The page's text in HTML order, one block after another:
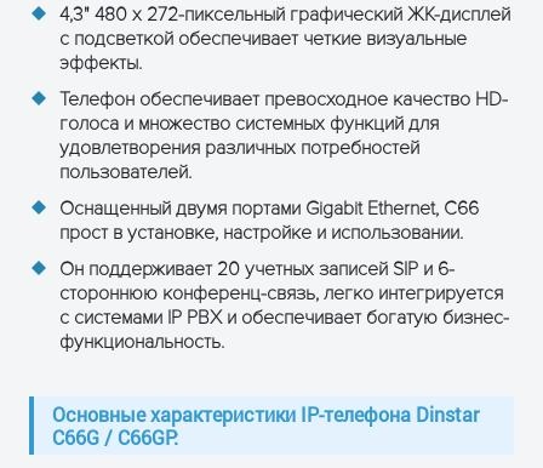
4,3" 480 x 272-пиксельный графический ЖК-дисплей
с подсветкой обеспечивает четкие визуальные
эффекты.
Телефон обеспечивает превосходное качество HD-
голоса и множество системных функций для
удовлетворения различных потребностей
пользователей.
Оснащенный двумя портами Gigabit Ethernet, C66
прост в установке, настройке и использовании.
Он поддерживает 20 учетных записей SIP и 6-
стороннюю конференц-связь, легко интегрируется
с системами IP PBX и обеспечивает богатую бизнес-
функциональность.
Основные характеристики IP-телефона Dinstar
C66G / C66GP:
XML-браузер Да
Питание
power adapter
Трубка
Гарнитура
4P4C, RJ9
Дополнительный
источник питания
Сеть 220В
Напряжение
Подсветка экрана